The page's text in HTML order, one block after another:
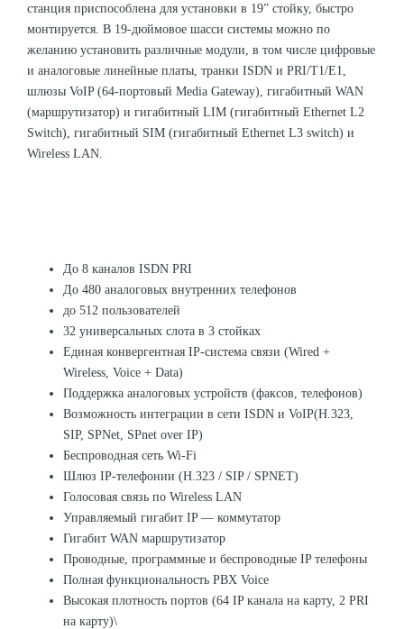
станция приспособлена для установки в 19” стойку, быстро
монтируется. В 19-дюймовое шасси системы можно по
желанию установить различные модули, в том числе цифровые
и аналоговые линейные платы, транки ISDN и PRI/T1/E1,
шлюзы VoIP (64-портовый Media Gateway), гигабитный WAN
(маршрутизатор) и гигабитный LIM (гигабитный Ethernet L2
Switch), гигабитный SIM (гигабитный Ethernet L3 switch) и
Wireless LAN.
До 8 каналов ISDN PRI
До 480 аналоговых внутренних телефонов
до 512 пользователей
32 универсальных слота в 3 стойках
Единая конвергентная IP-система связи (Wired +
Wireless, Voice + Data)
Поддержка аналоговых устройств (факсов, телефонов)
Возможность интеграции в сети ISDN и VoIP(H.323,
SIP, SPNet, SPnet over IP)
Беспроводная сеть Wi-Fi
Шлюз IP-телефонии (H.323 / SIP / SPNET)
Голосовая связь по Wireless LAN
Управляемый гигабит IP — коммутатор
Гигабит WAN маршрутизатор
Проводные, программные и беспроводные IP телефоны
Полная функциональность PBX Voice
Высокая плотность портов (64 IP канала на карту, 2 PRI
на карту)\